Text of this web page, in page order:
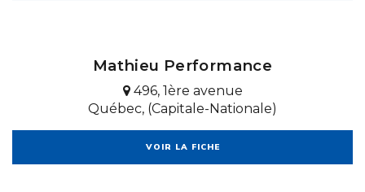
Mathieu Performance
496, 1ère avenue
Québec, (Capitale-Nationale)
VOIR LA FICHE